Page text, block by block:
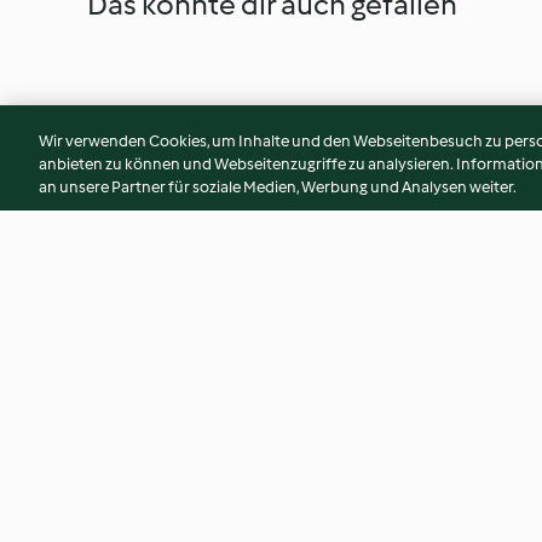
Wir verwenden Cookies, um Inhalte und den Webseitenbesuch zu
anbieten zu können und Webseitenzugriffe zu analysieren.
an unsere Partner für soziale Medien, Werbung und Analysen weiter.